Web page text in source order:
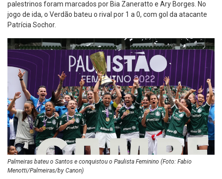
palestrinos foram marcados por Bia Zaneratto e Ary Borges. No
jogo de ida, o Verdão bateu o rival por 1 a 0, com gol da atacante
Patrícia Sochor.
Palmeiras bateu o Santos e conquistou o Paulista Feminino (Foto: Fabio
Menotti/Palmeiras/by Canon)